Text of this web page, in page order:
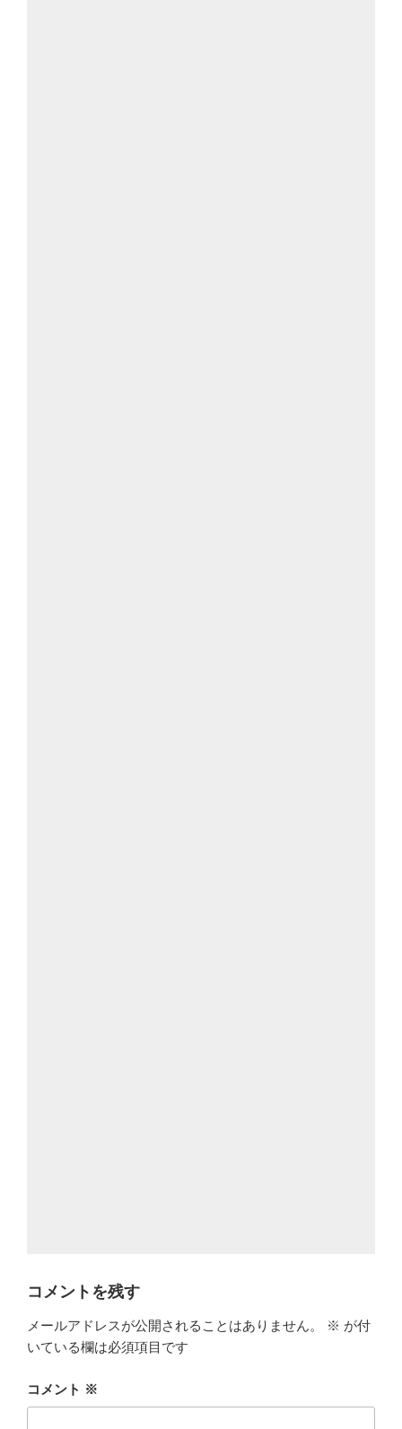
コメントを残す
メールアドレスが公開されることはありません。 ※ が付
いている欄は必須項目です
コメント ※